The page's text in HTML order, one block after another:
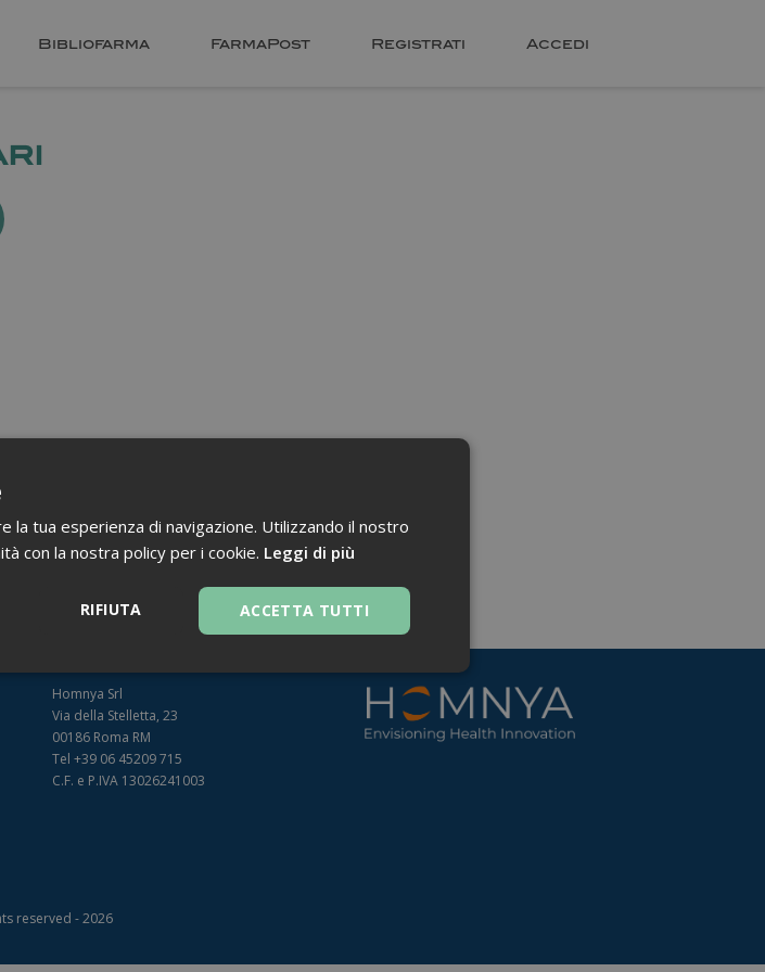
Bibliofarma FarmaPost Registrati Accedi
Homnya Srl
Via della Stelletta, 23
00186 Roma RM
Tel +39 06 45209 715
C.F. e P.IVA 13026241003
reserved - 2026
la tua esperienza di navigazione. Utilizzando il nostro
con la nostra policy per i cookie. Leggi di più
ACCETTA TUTTI
RIFIUTA
abilitandone funzionalità di base quali la navigazione sulle
Descrizione
mese
Analytics, che è un aggiornamento significativo del